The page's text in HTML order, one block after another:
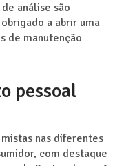
análise são
a abrir uma
de manutenção
pessoal
nas diferentes
com destaque